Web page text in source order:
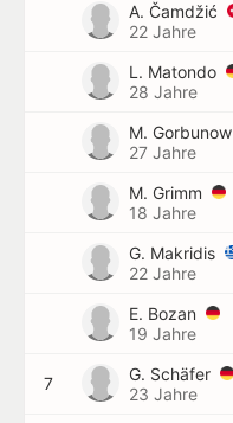
A. Čamdžić
22 Jahre
L. Matondo
28 Jahre
M. Gorbunow
27 Jahre
M. Grimm
18 Jahre
G. Makridis
22 Jahre
E. Bozan
19 Jahre
7
G. Schäfer
23 Jahre